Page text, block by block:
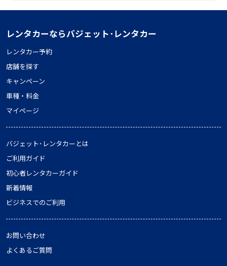
レンタカーならバジェット･レンタカー
レンタカー予約
店舗を探す
キャンペーン
車種・料金
マイページ
バジェット･レンタカーとは
ご利用ガイド
初心者レンタカーガイド
新着情報
ビジネスでのご利用
お問い合わせ
よくあるご質問